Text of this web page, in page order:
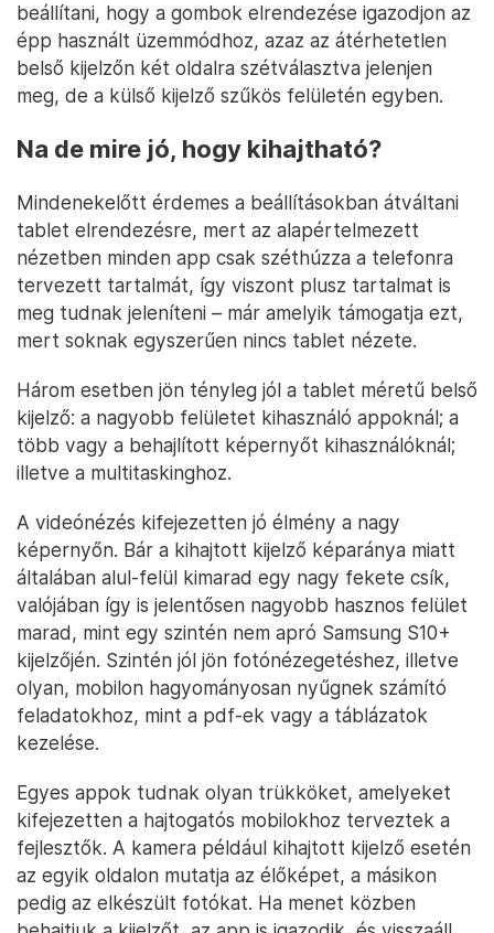
beállítani, hogy a gombok elrendezése igazodjon az
épp használt üzemmódhoz, azaz az átérhetetlen
belső kijelzőn két oldalra szétválasztva jelenjen
meg, de a külső kijelző szűkös felületén egyben.
Na de mire jó, hogy kihajtható?
Mindenekelőtt érdemes a beállításokban átváltani
tablet elrendezésre, mert az alapértelmezett
nézetben minden app csak széthúzza a telefonra
tervezett tartalmát, így viszont plusz tartalmat is
meg tudnak jeleníteni – már amelyik támogatja ezt,
mert soknak egyszerűen nincs tablet nézete.
Három esetben jön tényleg jól a tablet méretű belső
kijelző: a nagyobb felületet kihasználó appoknál; a
több vagy a behajlított képernyőt kihasználóknál;
illetve a multitaskinghoz.
A videónézés kifejezetten jó élmény a nagy
képernyőn. Bár a kihajtott kijelző képaránya miatt
általában alul-felül kimarad egy nagy fekete csík,
valójában így is jelentősen nagyobb hasznos felület
marad, mint egy szintén nem apró Samsung S10+
kijelzőjén. Szintén jól jön fotónézegetéshez, illetve
olyan, mobilon hagyományosan nyűgnek számító
feladatokhoz, mint a pdf-ek vagy a táblázatok
kezelése.
Egyes appok tudnak olyan trükköket, amelyeket
kifejezetten a hajtogatós mobilokhoz terveztek a
fejlesztők. A kamera például kihajtott kijelző esetén
az egyik oldalon mutatja az élőképet, a másikon
pedig az elkészült fotókat. Ha menet közben